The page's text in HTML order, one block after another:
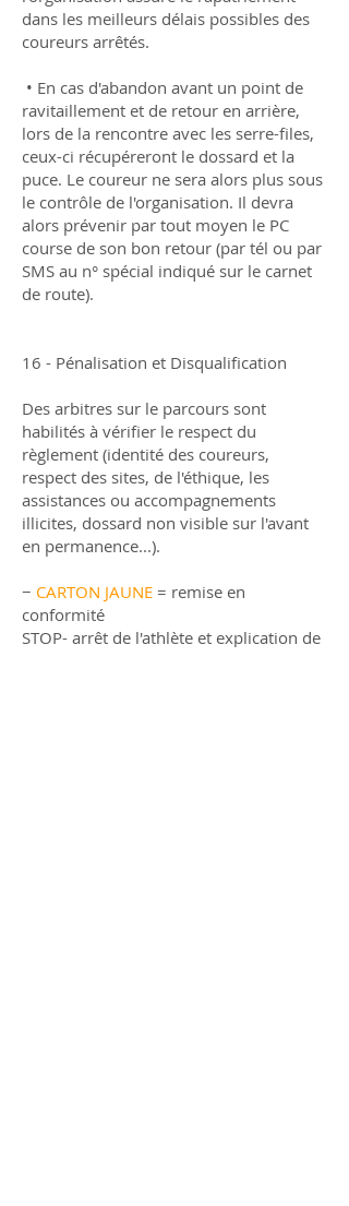
dans les meilleurs délais possibles des
coureurs arrêtés.
• En cas d'abandon avant un point de
ravitaillement et de retour en arrière,
lors de la rencontre avec les serre-files,
ceux-ci récupéreront le dossard et la
puce. Le coureur ne sera alors plus sous
le contrôle de l'organisation. Il devra
alors prévenir par tout moyen le PC
course de son bon retour (par tél ou par
SMS au n° spécial indiqué sur le carnet
de route).
16 - Pénalisation et Disqualification
Des arbitres sur le parcours sont
habilités à vérifier le respect du
règlement (identité des coureurs,
respect des sites, de l'éthique, les
assistances ou accompagnements
illicites, dossard non visible sur l'avant
en permanence...).
− CARTON JAUNE = remise en
conformité
STOP- arrêt de l'athlète et explication de